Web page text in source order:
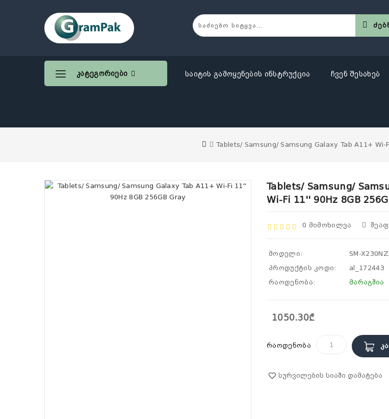
Კატეგორიები საიტის გამოყენების ინსტრუქცია ჩვენ შესახებ
Tablets/ Samsung/ Samsung Galaxy Tab A11+ Wi-
Tablets/ Samsung/
Wi-Fi 11'' 90Hz 8GB
0 Მიმოხილვა
მოდელი:
SM-
პროდუქტის კოდი:
al_172443
რაოდენობა:
მარაგშია
1050.30₾
რაოდენობა
Სურვილების Სიაში Დამატება